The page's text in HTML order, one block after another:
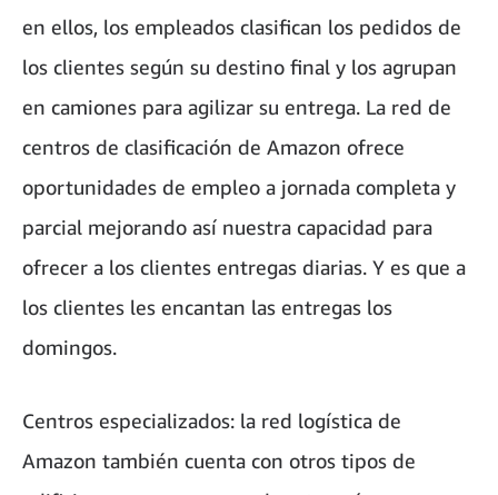
en ellos, los empleados clasifican los pedidos de
los clientes según su destino final y los agrupan
en camiones para agilizar su entrega. La red de
centros de clasificación de Amazon ofrece
oportunidades de empleo a jornada completa y
parcial mejorando así nuestra capacidad para
ofrecer a los clientes entregas diarias. Y es que a
los clientes les encantan las entregas los
domingos.
Centros especializados: la red logística de
Amazon también cuenta con otros tipos de